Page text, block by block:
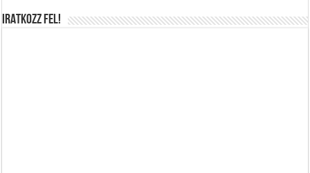
IRATKOZZ FEL!